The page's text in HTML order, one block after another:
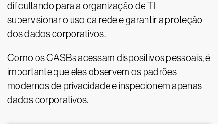
dificultando para a organização de TI
supervisionar o uso da rede e garantir a proteção
dos dados corporativos.
Como os CASBs acessam dispositivos pessoais, é
importante que eles observem os padrões
modernos de privacidade e inspecionem apenas
dados corporativos.